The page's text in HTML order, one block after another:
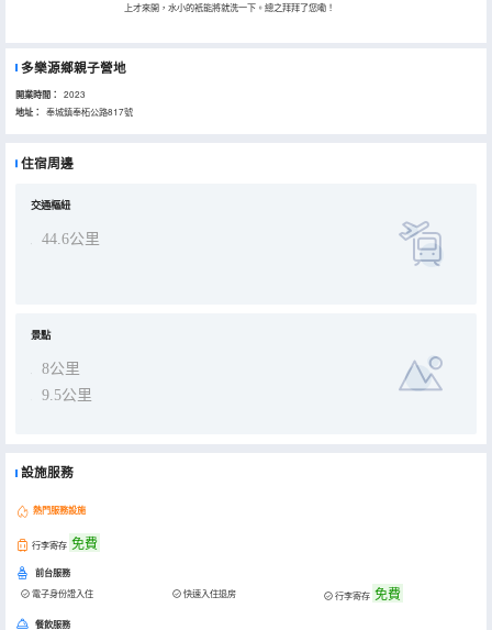
上才來開，水小的衹能將就洗一下。總之拜拜了您嘞！
多樂源鄉親子營地
開業時間： 2023
地址： 奉城鎮奉柘公路817號
住宿周邊
交通樞紐
44.6公里
景點
8公里
9.5公里
設施服務
熱門服務設施
行李寄存 免費
前台服務
電子身份證入住 快速入住退房 行李寄存 免費
餐飲服務